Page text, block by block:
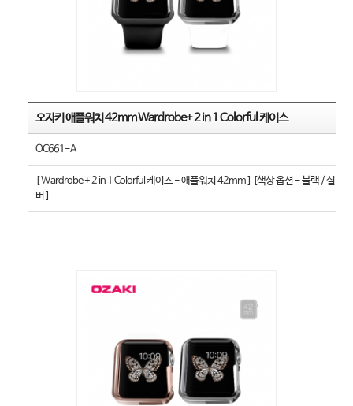
오자키 애플워치 42mm Wardrobe+ 2 in 1 Colorful 케이스
OC661-A
[ Wardrobe + 2 in 1 Colorful 케이스 - 애플워치 42mm ] [색상 옵션 - 블랙 / 실
버 ]